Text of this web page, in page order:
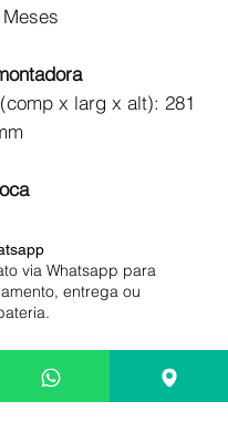
(comp x larg x alt): 281
via Whatsapp para
entrega ou
na entrega
efetue o